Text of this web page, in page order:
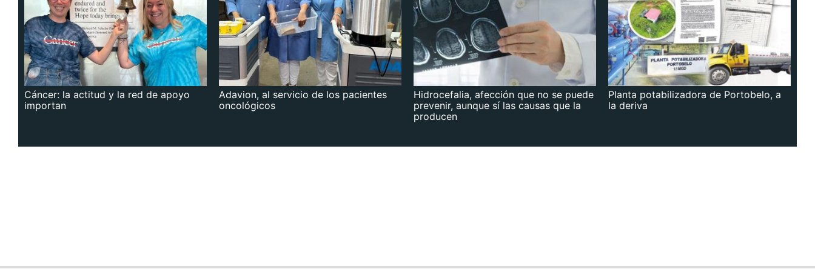
Cáncer: la actitud y la red de apoyo
importan
Adavion, al servicio de los pacientes
oncológicos
Hidrocefalia, afección que no se puede
prevenir, aunque sí las causas que la
producen
Planta potabilizadora de Portobelo, a
la deriva